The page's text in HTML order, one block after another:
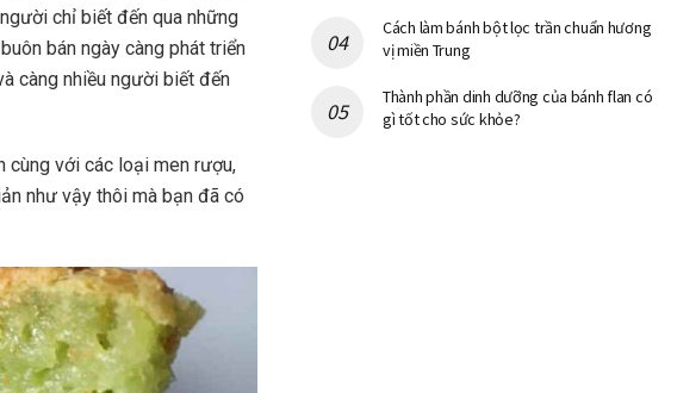
chỉ biết đến qua những
bán ngày càng phát triển
càng nhiều người biết đến
cùng với các loại men rượu,
như vậy thôi mà bạn đã có
Cách làm bánh bột lọc trần chuẩn hương
vị miền Trung
Thành phần dinh dưỡng của bánh flan có
gì tốt cho sức khỏe?